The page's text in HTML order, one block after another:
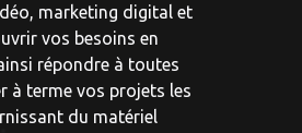
marketing digital et
vos besoins en
répondre à toutes
à terme vos projets les
du matériel